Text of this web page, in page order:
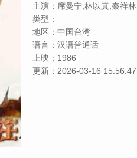
主演： 席曼宁,林以真,秦祥
类型：
地区： 中国台湾
语言： 汉语普通话
上映： 1986
更新： 2026-03-16 15:56:47